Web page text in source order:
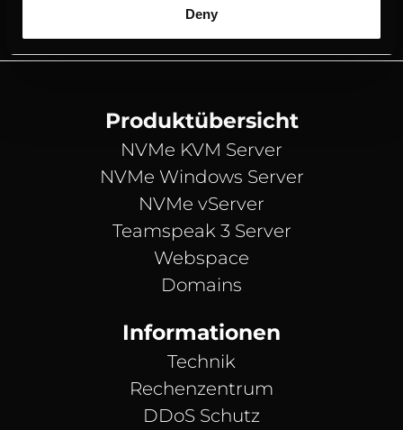
Deny
Produktübersicht
NVMe KVM Server
NVMe Windows Server
NVMe vServer
Teamspeak 3 Server
Webspace
Domains
Informationen
Technik
Rechenzentrum
DDoS Schutz